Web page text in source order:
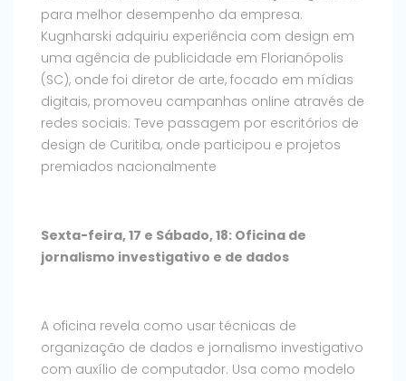
para melhor desempenho da empresa.
Kugnharski adquiriu experiência com design em
uma agência de publicidade em Florianópolis
(SC), onde foi diretor de arte, focado em mídias
digitais, promoveu campanhas online através de
redes sociais. Teve passagem por escritórios de
design de Curitiba, onde participou e projetos
premiados nacionalmente
Sexta-feira, 17 e Sábado, 18: Oficina de
jornalismo investigativo e de dados
A oficina revela como usar técnicas de
organização de dados e jornalismo investigativo
com auxílio de computador. Usa como modelo